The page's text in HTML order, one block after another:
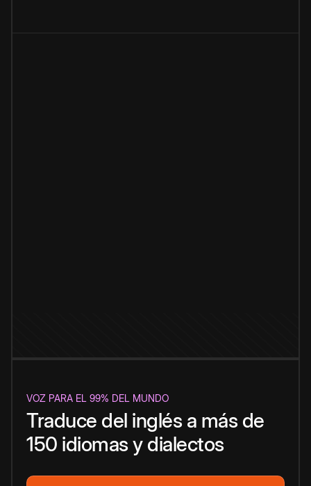
VOZ PARA EL 99% DEL MUNDO
Traduce del inglés a más de
150 idiomas y dialectos